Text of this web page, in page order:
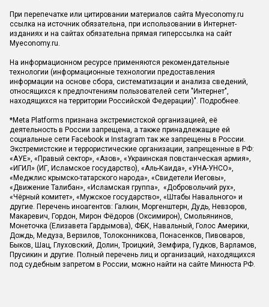
При перепечатке или цитировании материалов сайта Myeconomy.ru
ссылка на источник обязательна, при использовании в Интернет-
изданиях и на сайтах обязательна прямая гиперссылка на сайт
Myeconomy.ru.
На информационном ресурсе применяются рекомендательные
технологии (информационные технологии предоставления
информации на основе сбора, систематизации и анализа сведений,
относящихся к предпочтениям пользователей сети "Интернет",
находящихся на территории Российской Федерации)". Подробнее.
*Meta Platforms признана экстремистской организацией, её
деятельность в России запрещена, а также принадлежащие ей
социальные сети Facebook и Instagram так же запрещены в России.
Экстремистские и террористические организации, запрещенные в РФ:
«АУЕ», «Правый сектор», «Азов», «Украинская повстанческая армия»,
«ИГИЛ» (ИГ, Исламское государство), «Аль-Каида», «УНА-УНСО»,
«Меджлис крымско-татарского народа», «Свидетели Иеговы»,
«Движение Талибан», «Исламская группа», «Добровольчий рух»,
«Чёрный комитет», «Мужское государство», «Штабы Навального» и
другие. Перечень иноагентов: Галкин, Моргенштерн, Дудь, Невзоров,
Макаревич, Гордон, Мирон Фёдоров (Оксимирон), Смольянинов,
Монеточка (Елизавета Гардымова), ФБК, Навальный, Голос Америки,
Дождь, Медуза, Верзилов, Толоконникова, Понасенков, Пивоваров,
Быков, Шац, Глуховский, Долин, Троицкий, Земфира, Гудков, Варламов,
Прусикин и другие. Полный перечень лиц и организаций, находящихся
под судебным запретом в России, можно найти на сайте Минюста РФ.